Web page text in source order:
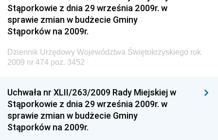
Materiałów Budowlanych
Dziennik Urzędowy Ministra Infrastruktury i Rozwoju
Dziennik Urzędowy Głównego Inspektoratu Ochrony
Środowiska
Dziennik Urzędowy Generalnej Dyrekcji Ochrony
Dziennik Urzędowy Ministerstwa Administracji,
Gospodarki Terenowej i Ochrony Środowiska
Dziennik Urzędowy Ministerstwa Administracji i
Gospodarki Przestrzennej
Stąporkowie z dnia 29 września 2009r. w
sprawie zmian w budżecie Gminy
Stąporków na 2009r.
Dziennik Urzędowy Województwa Świętokrzyskiego rok
2009 nr 474 poz. 3452
Uchwała nr XLII/263/2009 Rady Miejskiej w
Stąporkowie z dnia 29 września 2009r. w
sprawie zmian w budżecie Gminy
Stąporków na 2009r.